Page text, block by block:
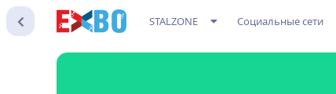
STALZONE Социальные сети